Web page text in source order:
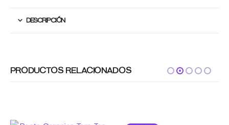
DESCRIPCIÓN
PRODUCTOS RELACIONADOS